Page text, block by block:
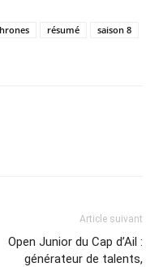
résumé
saison 8
Article suivant
Open Junior du Cap d’Ail :
générateur de talents,